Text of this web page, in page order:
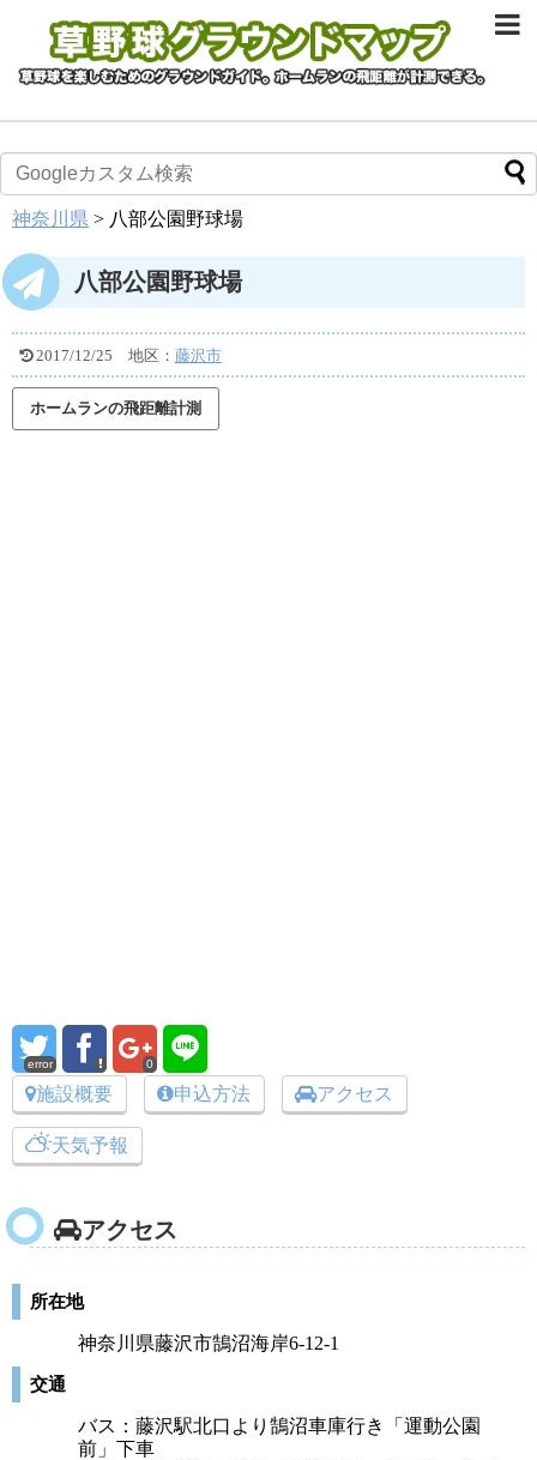
神奈川県 > 八部公園野球場
八部公園野球場
2017/12/25 地区： 藤沢市
error 0
施設概要 申込方法 アクセス
天気予報
アクセス
所在地
神奈川県藤沢市鵠沼海岸6-12-1
交通
バス：藤沢駅北口より鵠沼車庫行き「運動公園
前」下車